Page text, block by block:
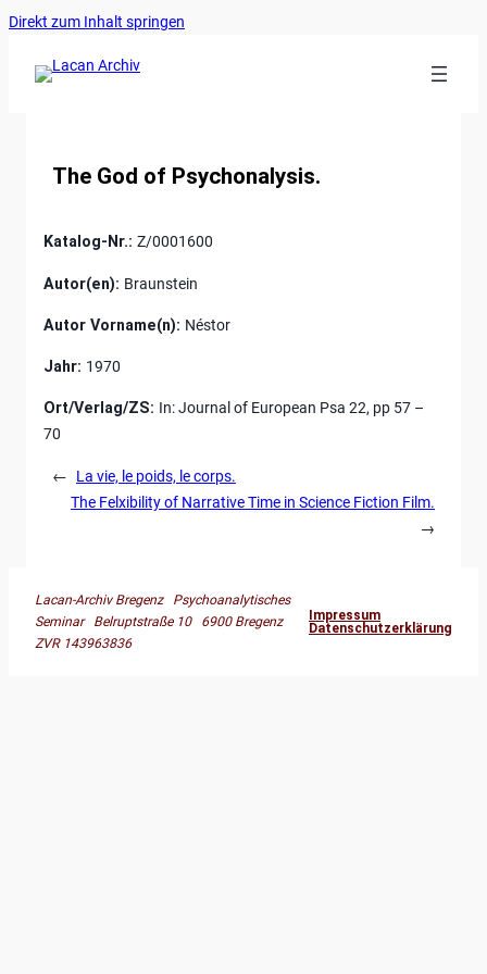
Direkt zum Inhalt springen
The God of Psychonalysis.
Katalog-Nr.: Z/0001600
Autor(en): Braunstein
Autor Vorname(n): Néstor
Jahr: 1970
Ort/Verlag/ZS: In: Journal of European Psa 22, pp 57 –
70
←
La vie, le poids, le corps.
The Felxibility of Narrative Time in Science Fiction Film.
→
Lacan-Archiv Bregenz Psychoanalytisches
Seminar Belruptstraße 10 6900 Bregenz
ZVR 143963836
Impressum
Datenschutzerklärung